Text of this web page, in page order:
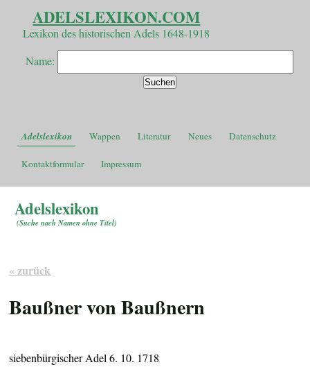
ADELSLEXIKON.COM
Lexikon des historischen Adels 1648-1918
Name:
Adelslexikon Wappen Literatur Neues Datenschutz
Kontaktformular Impressum
Adelslexikon
(Suche nach Namen ohne Titel)
« zurück
Baußner von Baußnern
siebenbürgischer Adel 6. 10. 1718